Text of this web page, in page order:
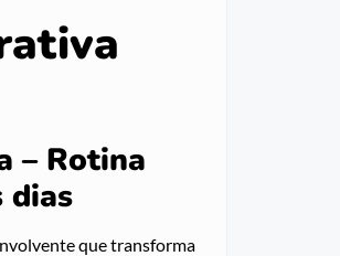
– Rotina
dias
que transforma